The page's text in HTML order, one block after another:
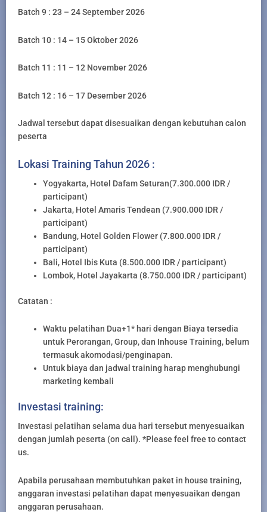
Batch 9 : 23 – 24 September 2026
Batch 10 : 14 – 15 Oktober 2026
Batch 11 : 11 – 12 November 2026
Batch 12 : 16 – 17 Desember 2026
Jadwal tersebut dapat disesuaikan dengan kebutuhan calon
peserta
Lokasi Training Tahun 2026 :
Yogyakarta, Hotel Dafam Seturan(7.300.000 IDR /
participant)
Jakarta, Hotel Amaris Tendean (7.900.000 IDR /
participant)
Bandung, Hotel Golden Flower (7.800.000 IDR /
participant)
Bali, Hotel Ibis Kuta (8.500.000 IDR / participant)
Lombok, Hotel Jayakarta (8.750.000 IDR / participant)
Catatan :
Waktu pelatihan Dua+1* hari dengan Biaya tersedia
untuk Perorangan, Group, dan Inhouse Training, belum
termasuk akomodasi/penginapan.
Untuk biaya dan jadwal training harap menghubungi
marketing kembali
Investasi training:
Investasi pelatihan selama dua hari tersebut menyesuaikan
dengan jumlah peserta (on call). *Please feel free to contact
us.
Apabila perusahaan membutuhkan paket in house training,
anggaran investasi pelatihan dapat menyesuaikan dengan
anggaran perusahaan.